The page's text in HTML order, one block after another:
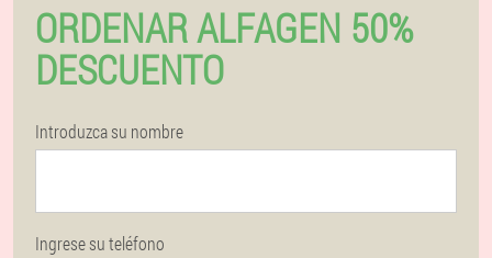
ORDENAR ALFAGEN 50%
DESCUENTO
Introduzca su nombre
Ingrese su teléfono